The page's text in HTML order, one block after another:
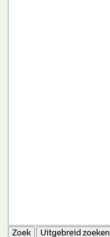
Zoek Uitgebreid zoeken